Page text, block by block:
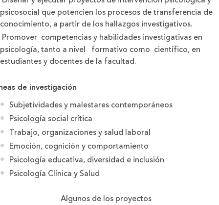
psicosocial que potencien los procesos de transferencia de
conocimiento, a partir de los hallazgos investigativos.
Promover competencias y habilidades investigativas en
psicología, tanto a nivel formativo como científico, en
estudiantes y docentes de la facultad.
de investigación
Subjetividades y malestares contemporáneos
Psicología social crítica
Trabajo, organizaciones y salud laboral
Emoción, cognición y comportamiento
Psicología educativa, diversidad e inclusión
Psicología Clínica y Salud
Algunos de los proyectos